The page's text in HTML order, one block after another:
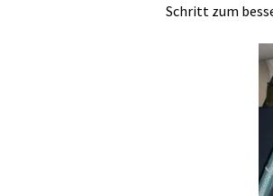
Schritt zum